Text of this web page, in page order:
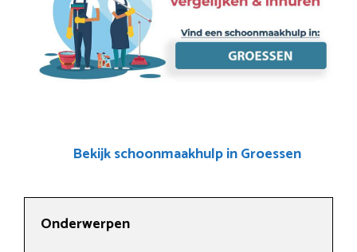
Bekijk schoonmaakhulp in Groessen
Onderwerpen